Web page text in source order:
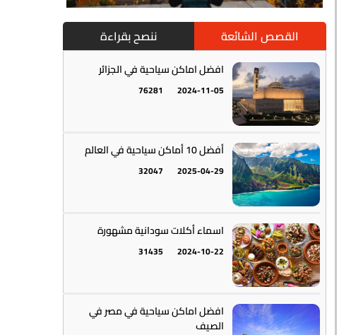
أمريكا الجنوبية || القارة اللاتينية
أستراليا || أوقيانوسيا
القصص الشائعة ننصح بقراءة
افضل اماكن سياحية في الجزائر
2024-11-05
76281
أفضل 10 أماكن سياحية في العالم
2025-04-29
32047
اسماء أكلات سودانية مشهورة
2024-10-22
31435
افضل اماكن سياحية في مصر في
الصيف